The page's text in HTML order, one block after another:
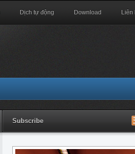
Dịch tự động Download Liên
Subscribe